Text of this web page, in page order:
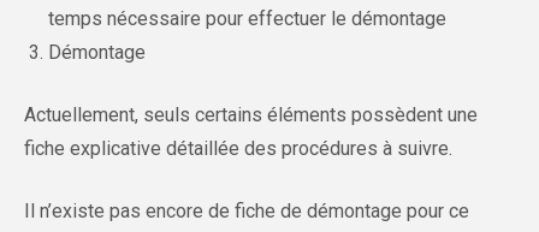
temps nécessaire pour effectuer le démontage
Démontage
Actuellement, seuls certains éléments possèdent une
fiche explicative détaillée des procédures à suivre.
Il n’existe pas encore de fiche de démontage pour ce